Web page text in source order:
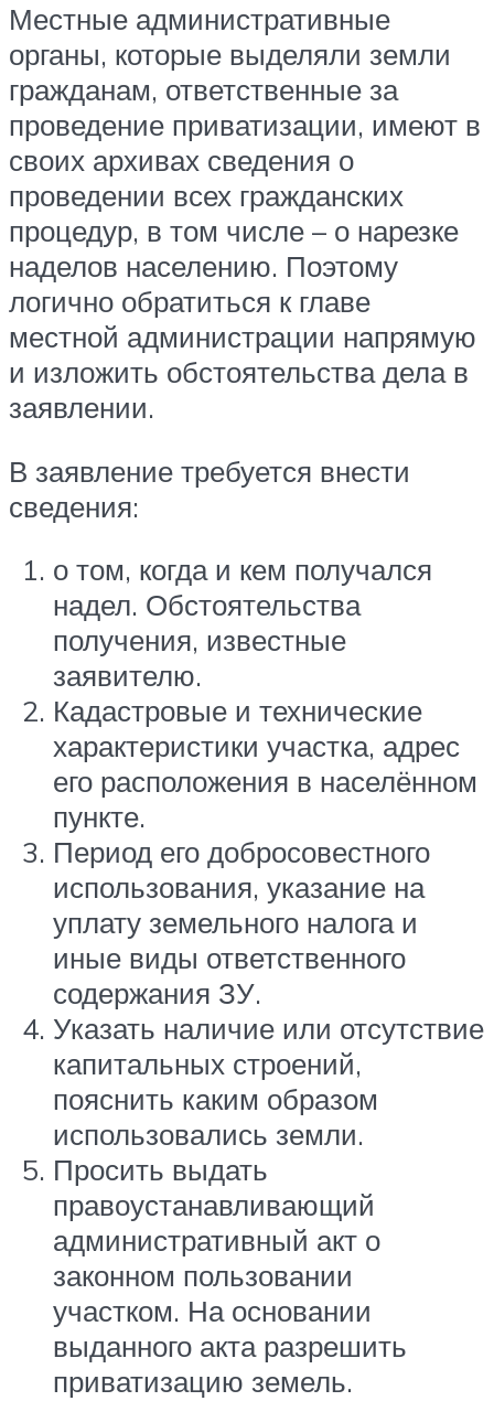
Местные административные
органы, которые выделяли земли
гражданам, ответственные за
проведение приватизации, имеют в
своих архивах сведения о
проведении всех гражданских
процедур, в том числе – о нарезке
наделов населению. Поэтому
логично обратиться к главе
местной администрации напрямую
и изложить обстоятельства дела в
заявлении.
В заявление требуется внести
сведения:
о том, когда и кем получался
надел. Обстоятельства
получения, известные
заявителю.
Кадастровые и технические
характеристики участка, адрес
его расположения в населённом
пункте.
Период его добросовестного
использования, указание на
уплату земельного налога и
иные виды ответственного
содержания ЗУ.
Указать наличие или отсутствие
капитальных строений,
пояснить каким образом
использовались земли.
Просить выдать
правоустанавливающий
административный акт о
законном пользовании
участком. На основании
выданного акта разрешить
приватизацию земель.